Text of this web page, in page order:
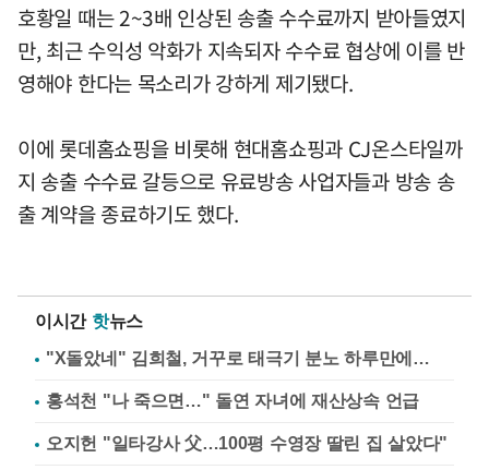
호황일 때는 2~3배 인상된 송출 수수료까지 받아들였지
만, 최근 수익성 악화가 지속되자 수수료 협상에 이를 반
영해야 한다는 목소리가 강하게 제기됐다.
이에 롯데홈쇼핑을 비롯해 현대홈쇼핑과 CJ온스타일까
지 송출 수수료 갈등으로 유료방송 사업자들과 방송 송
출 계약을 종료하기도 했다.
이시간 핫뉴스
"X돌았네" 김희철, 거꾸로 태극기 분노 하루만에…
홍석천 "나 죽으면…" 돌연 자녀에 재산상속 언급
오지헌 "일타강사 父…100평 수영장 딸린 집 살았다"